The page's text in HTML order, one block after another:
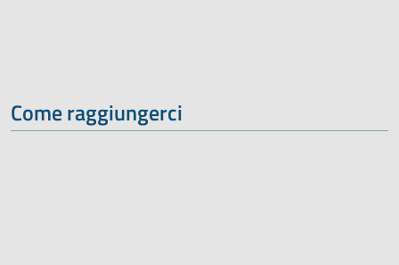
Come raggiungerci